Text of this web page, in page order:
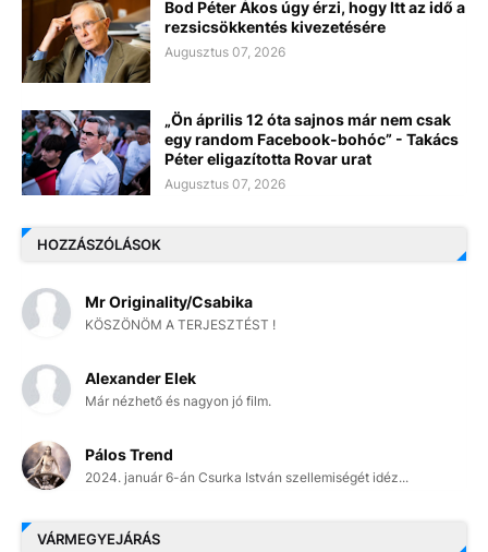
Bod Péter Ákos úgy érzi, hogy Itt az idő a
rezsicsökkentés kivezetésére
Augusztus 07, 2026
„Ön április 12 óta sajnos már nem csak
egy random Facebook-bohóc” - Takács
Péter eligazította Rovar urat
Augusztus 07, 2026
HOZZÁSZÓLÁSOK
Mr Originality/Csabika
KÖSZÖNÖM A TERJESZTÉST !
Alexander Elek
Már nézhető és nagyon jó film.
Pálos Trend
2024. január 6-án Csurka István szellemiségét idéz...
VÁRMEGYEJÁRÁS